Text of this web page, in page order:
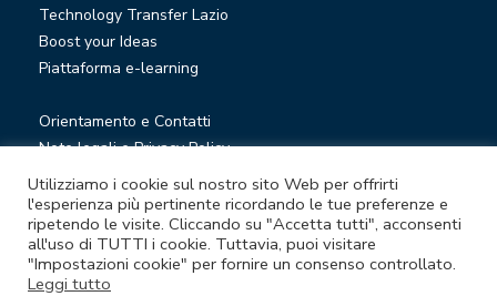
Technology Transfer Lazio
Boost your Ideas
Piattaforma e-learning
Orientamento e Contatti
Note legali e Privacy Policy
Privacy Newsletter
Società trasparente
Whistleblowing
Utilizziamo i cookie sul nostro sito Web per offrirti
l'esperienza più pertinente ricordando le tue preferenze e
ripetendo le visite. Cliccando su "Accetta tutti", acconsenti
all'uso di TUTTI i cookie. Tuttavia, puoi visitare
"Impostazioni cookie" per fornire un consenso controllato.
Leggi tutto